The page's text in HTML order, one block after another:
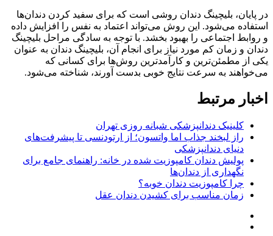
در پایان، بلیچینگ دندان روشی است که برای سفید کردن دندان‌ها
استفاده می‌شود. این روش می‌تواند اعتماد به نفس را افزایش داده
و روابط اجتماعی را بهبود بخشد. با توجه به سادگی مراحل بلیچینگ
دندان و زمان کم مورد نیاز برای انجام آن، بلیچینگ دندان به عنوان
یکی از مطمئن‌ترین و کارآمدترین روش‌ها برای کسانی که
می‌خواهند به سرعت نتایج خوبی بدست آورند، شناخته می‌شود.
اخبار مرتبط
کلینیک دندانپزشکی شبانه روزی تهران
راز لبخند جذاب اما واتسون؛ از ارتودنسی تا پیشرفت‌های
دنیای دندانپزشکی
پولیش دندان کامپوزیت شده در خانه: راهنمای جامع برای
نگهداری از دندان‌ها
چرا کامپوزیت دندان خوبه؟
زمان مناسب برای کشیدن دندان عقل